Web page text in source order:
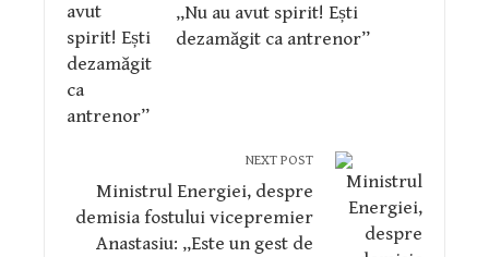
„Nu au avut spirit! Ești
dezamăgit ca antrenor”
NEXT POST
Ministrul Energiei, despre
demisia fostului vicepremier
Anastasiu: „Este un gest de